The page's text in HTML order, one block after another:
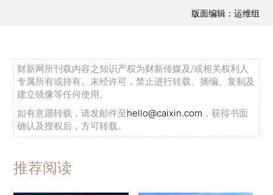
版面编辑：运维组
财新网所刊载内容之知识产权为财新传媒及/或相关权利人
专属所有或持有。未经许可，禁止进行转载、摘编、复制及
建立镜像等任何使用。
如有意愿转载，请发邮件至hello@caixin.com ，获得书面
确认及授权后，方可转载。
推荐阅读